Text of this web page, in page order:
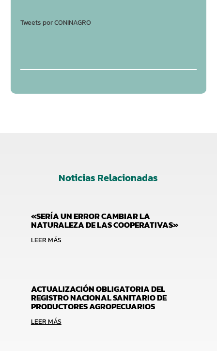
Tweets por CONINAGRO
Noticias Relacionadas
«SERÍA UN ERROR CAMBIAR LA
NATURALEZA DE LAS COOPERATIVAS»
LEER MÁS
ACTUALIZACIÓN OBLIGATORIA DEL
REGISTRO NACIONAL SANITARIO DE
PRODUCTORES AGROPECUARIOS
LEER MÁS